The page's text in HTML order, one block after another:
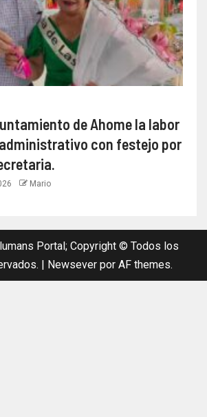
de Ahome la labor
con festejo por
Mario
Portal; Copyright © Todos los
| Newsever por AF themes.